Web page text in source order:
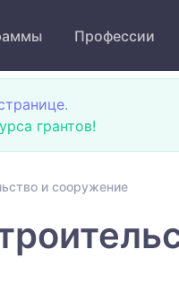
Профессии
.
грантов!
и сооружение